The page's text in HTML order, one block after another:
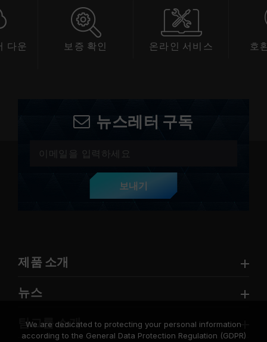
다운
보증 확인 온라인 서비스 호
뉴스레터 구독
보내기
제품 소개
뉴스
팀그룹 소개
We are dedicated to protecting your personal information
according to the General Data Protection Regulation (GDPR)